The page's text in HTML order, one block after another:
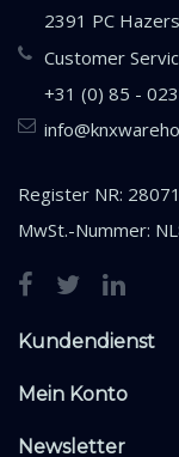
2391 PC
Customer
+31 (0) 85 -
Register NR:
MwSt.-Nummer:
Kundendienst
Mein Konto
Newsletter